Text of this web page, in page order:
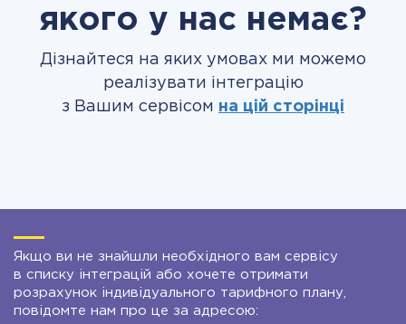
якого у нас немає?
Дізнайтеся на яких умовах ми можемо
реалізувати інтеграцію
з Вашим сервісом на цій сторінці
Якщо ви не знайшли необхідного вам сервісу
в списку інтеграцій або хочете отримати
розрахунок індивідуального тарифного плану,
повідомте нам про це за адресою: